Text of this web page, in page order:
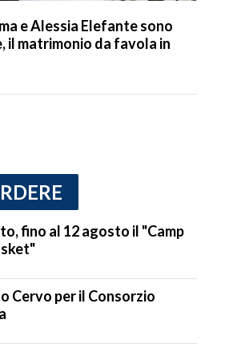
e Alessia Elefante sono
il matrimonio da favola in
fino al 12 agosto il "Camp
Cervo per il Consorzio